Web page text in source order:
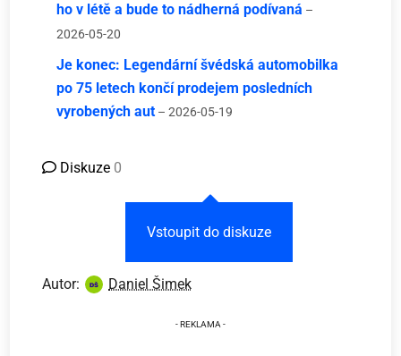
ho v létě a bude to nádherná podívaná –
2026-05-20
Je konec: Legendární švédská automobilka
po 75 letech končí prodejem posledních
vyrobených aut – 2026-05-19
Diskuze 0
Vstoupit do diskuze
Autor: Daniel Šimek